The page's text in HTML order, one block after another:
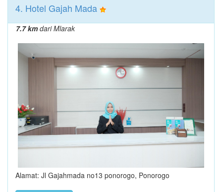
4. Hotel Gajah Mada
7.7 kmdari Mlarak
Alamat: Jl Gajahmada no13 ponorogo, Ponorogo